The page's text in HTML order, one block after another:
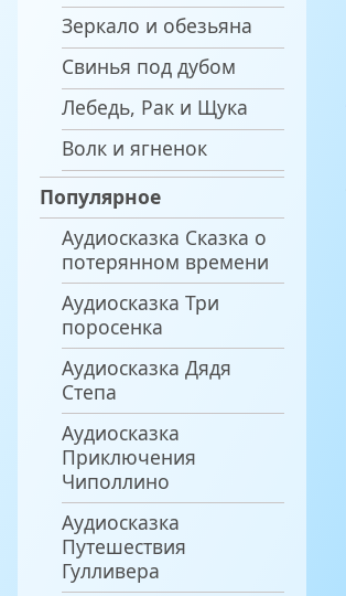
Зеркало и обезьяна
Свинья под дубом
Лебедь, Рак и Щука
Волк и ягненок
Популярное
Аудиосказка Сказка о
потерянном времени
Аудиосказка Три
поросенка
Аудиосказка Дядя
Степа
Аудиосказка
Приключения
Чиполлино
Аудиосказка
Путешествия
Гулливера